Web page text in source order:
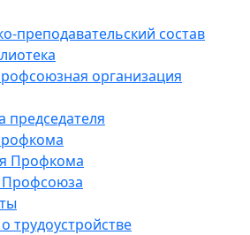
преподавательский состав
организация
председателя
Профкома
трудоустройстве